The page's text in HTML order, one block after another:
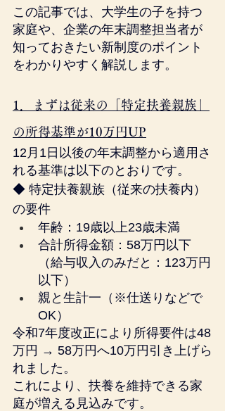
この記事では、大学生の子を持つ
家庭や、企業の年末調整担当者が
知っておきたい新制度のポイント
をわかりやすく解説します。
1．まずは従来の「特定扶養親族」
の所得基準が10万円UP
12月1日以後の年末調整から適用さ
れる基準は以下のとおりです。
◆ 特定扶養親族（従来の扶養内）
の要件
年齢：19歳以上23歳未満
合計所得金額：58万円以下
（給与収入のみだと：123万円
以下）
親と生計一（※仕送りなどで
OK）
令和7年度改正により所得要件は48
万円 → 58万円へ10万円引き上げら
れました。
これにより、扶養を維持できる家
庭が増える見込みです。